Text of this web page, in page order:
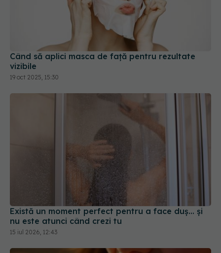
Când să aplici masca de față pentru rezultate
19 oct 2025, 15:30
Există un moment perfect pentru a face duș... și
nu este atunci când crezi tu
15 iul 2026, 12:43